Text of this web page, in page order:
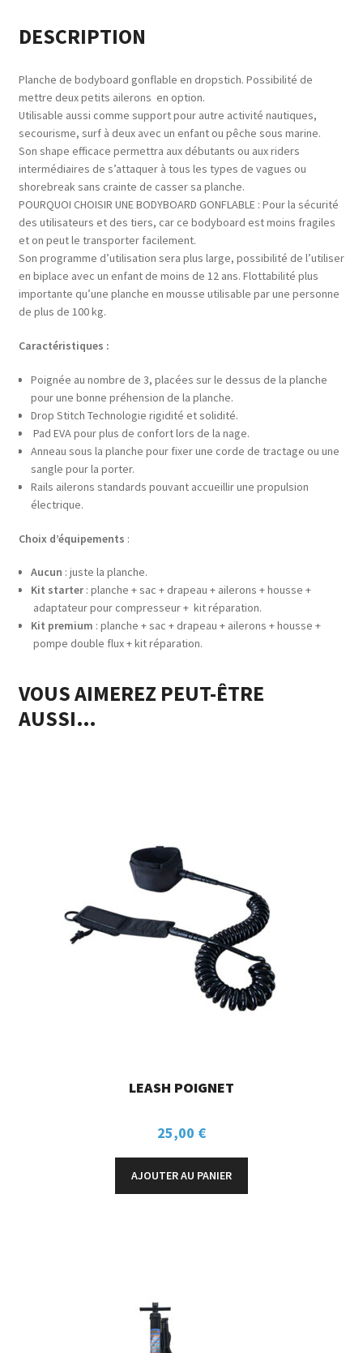
DESCRIPTION
Planche de bodyboard gonflable en dropstich. Possibilité de
mettre deux petits ailerons en option.
Utilisable aussi comme support pour autre activité nautiques,
secourisme, surf à deux avec un enfant ou pêche sous marine.
Son shape efficace permettra aux débutants ou aux riders
intermédiaires de s’attaquer à tous les types de vagues ou
shorebreak sans crainte de casser sa planche.
POURQUOI CHOISIR UNE BODYBOARD GONFLABLE : Pour la sécurité
des utilisateurs et des tiers, car ce bodyboard est moins fragiles
et on peut le transporter facilement.
Son programme d’utilisation sera plus large, possibilité de l’utiliser
en biplace avec un enfant de moins de 12 ans. Flottabilité plus
importante qu’une planche en mousse utilisable par une personne
de plus de 100 kg.
Caractéristiques :
Poignée au nombre de 3, placées sur le dessus de la planche
pour une bonne préhension de la planche.
Drop Stitch Technologie rigidité et solidité.
Pad EVA pour plus de confort lors de la nage.
Anneau sous la planche pour fixer une corde de tractage ou une
sangle pour la porter.
Rails ailerons standards pouvant accueillir une propulsion
électrique.
Choix d’équipements :
Aucun : juste la planche.
Kit starter: planche + sac + drapeau + ailerons + housse +
adaptateur pour compresseur + kit réparation.
Kit premium : planche + sac + drapeau + ailerons + housse +
pompe double flux + kit réparation.
VOUS AIMEREZ PEUT-ÊTRE
AUSSI…
LEASH POIGNET
25,00 €
AJOUTER AU PANIER